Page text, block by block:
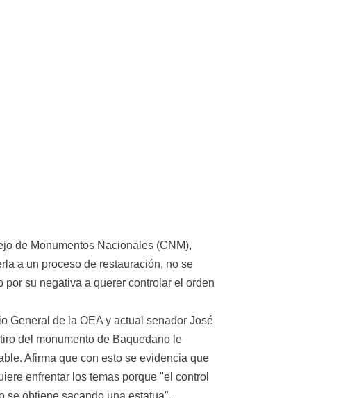
de Monumentos Nacionales (CNM),
a un proceso de restauración, no se
su negativa a querer controlar el orden
General de la OEA y actual senador José
del monumento de Baquedano le
Afirma que con esto se evidencia que
enfrentar los temas porque "el control
se obtiene sacando una estatua".